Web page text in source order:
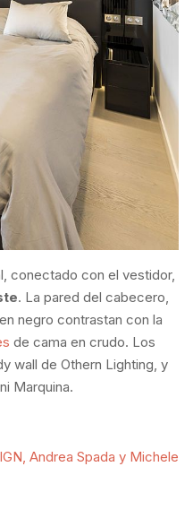
conectado con el vestidor,
. La pared del cabecero,
negro contrastan con la
de cama en crudo. Los
wall de Othern Lighting, y
Marquina.
Andrea Spada y Michele